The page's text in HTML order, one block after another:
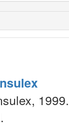
1999.